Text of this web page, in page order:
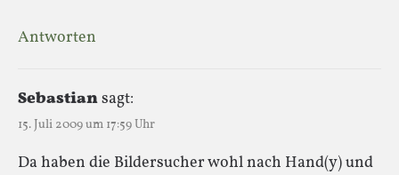
Antworten
Sebastiansagt:
15. Juli 2009 um 17:59 Uhr
Da haben die Bildersucher wohl nach Hand(y) und